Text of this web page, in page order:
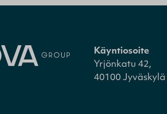
Käyntiosoite
Yrjönkatu 42,
40100 Jyväskylä